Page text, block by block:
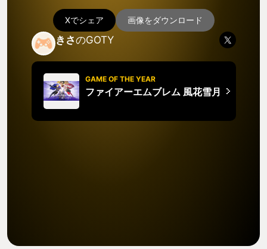
Xでシェア 画像をダウンロード
きさのGOTY
GAME OF THE YEAR
ファイアーエムブレム 風花雪月